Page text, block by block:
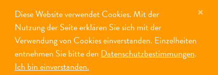
×
Diese Website verwendet Cookies. Mit der
Nutzung der Seite erklären Sie sich mit der
Verwendung von Cookies einverstanden. Einzelheiten
entnehmen Sie bitte den Datenschutzbestimmungen.
Ich bin einverstanden.